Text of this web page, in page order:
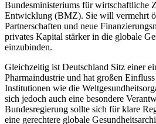
Bundesministeriums für wirtschaftliche
Entwicklung (BMZ). Sie will vermehrt
Partnerschaften und neue
privates Kapital stärker in die globale
einzubinden.
Gleichzeitig ist Deutschland Sitz einer
Pharmaindustrie und hat großen
Institutionen wie die
sich jedoch auch eine besondere
Bundesregierung sollte sich für klare
eine gerechtere globale